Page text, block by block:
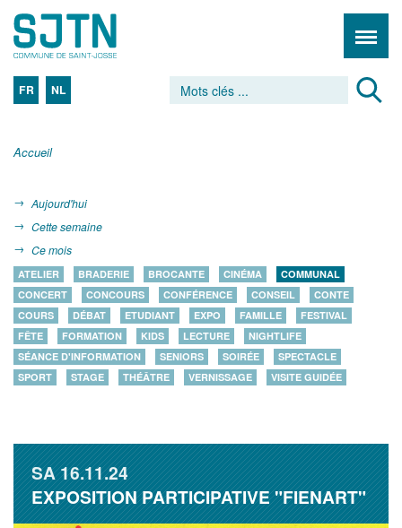
FR NL
Accueil
Aujourd'hui
Cette semaine
Ce mois
ATELIER BRADERIE BROCANTE CINÉMA
COMMUNAL
CONCERT
CONCOURS CONFÉRENCE CONSEIL
CONTE
COURS
DÉBAT ETUDIANT EXPO FAMILLE
FESTIVAL
FÊTE
FORMATION KIDS LECTURE
NIGHTLIFE
SÉANCE D'INFORMATION
SENIORS SOIRÉE
SPECTACLE
SPORT
STAGE THÉÂTRE VERNISSAGE VISITE GUIDÉE
SA16.11.24
EXPOSITION PARTICIPATIVE "FIENART"